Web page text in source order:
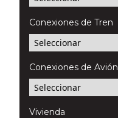
Conexiones de Tren
Conexiones de Avión
Vivienda